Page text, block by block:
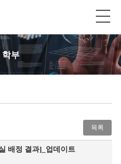
학부
목록
배정 결과]_업데이트